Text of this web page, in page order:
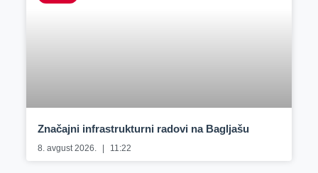
Značajni infrastrukturni radovi na Bagljašu
8. avgust 2026. 11:22